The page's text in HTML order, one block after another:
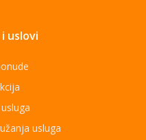
uslovi
usluga